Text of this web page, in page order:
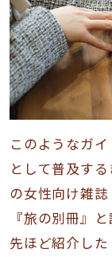
このようなガ
として普及す
の女性向け雑
『旅の別冊』
先ほど紹介し